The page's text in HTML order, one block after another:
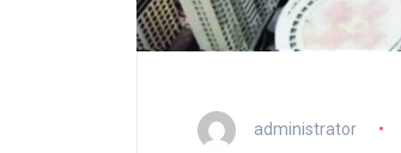
administrator